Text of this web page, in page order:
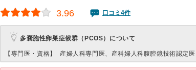
3.96 口コミ4件
多嚢胞性卵巣症候群（PCOS）について
【専門医・資格】 産婦人科専門医、産科婦人科腹腔鏡技術認定医